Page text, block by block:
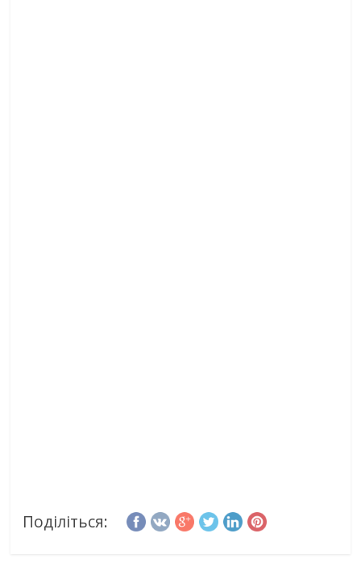
Поділіться: